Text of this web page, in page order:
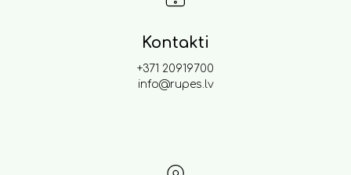
Kontakti
+371 20919700
info@rupes.lv